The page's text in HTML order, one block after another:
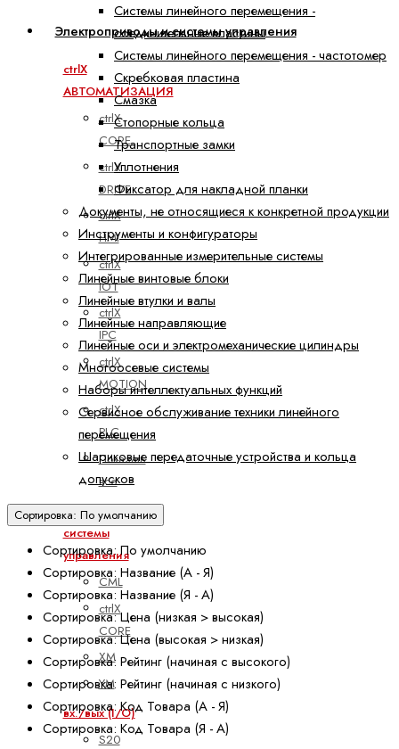
Электроприводы и системы управления
ctrlX
АВТОМАТИЗАЦИЯ
ctrlX
CORE
ctrlX
DRIVE
ctrlX
HMI
ctrlX
IOT
ctrlX
IPC
ctrlX
MOTION
ctrlX
PLC
Показать
все
Встроенные
системы
управления
CML
ctrlX
CORE
XM
YM
вх./вых (I/O)
S20
Системы линейного перемещения -
соединительные пластины
Системы линейного перемещения - частотомер
Скребковая пластина
Смазка
Стопорные кольца
Транспортные замки
Уплотнения
Фиксатор для накладной планки
Документы, не относящиеся к конкретной продукции
Инструменты и конфигураторы
Интегрированные измерительные системы
Линейные винтовые блоки
Линейные втулки и валы
Линейные направляющие
Линейные оси и электромеханические цилиндры
Многоосевые системы
Наборы интеллектуальных функций
Сервисное обслуживание техники линейного
перемещения
Шариковые передаточные устройства и кольца
допусков
Сортировка: По умолчанию
Сортировка: По умолчанию
Сортировка: Название (А - Я)
Сортировка: Название (Я - А)
Сортировка: Цена (низкая > высокая)
Сортировка: Цена (высокая > низкая)
Сортировка: Рейтинг (начиная с высокого)
Сортировка: Рейтинг (начиная с низкого)
Сортировка: Код Товара (А - Я)
Сортировка: Код Товара (Я - А)